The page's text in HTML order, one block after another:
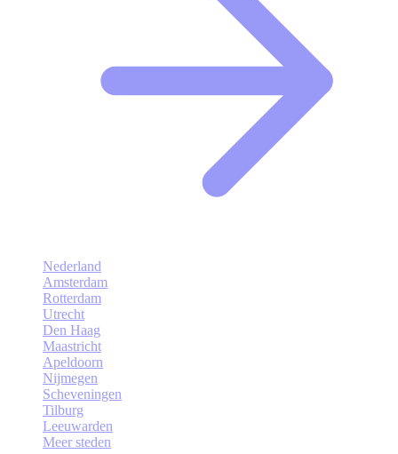
Nederland
Amsterdam
Rotterdam
Utrecht
Den Haag
Maastricht
Apeldoorn
Nijmegen
Scheveningen
Tilburg
Leeuwarden
Meer steden